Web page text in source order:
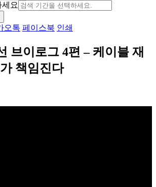
요
오톡 페이스북 인쇄
브이로그 4편 – 케이블 재
책임진다